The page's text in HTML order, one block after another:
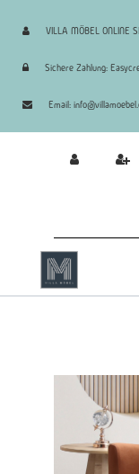
VILLA MÖBEL ONLINE
Sichere Zahlung:
Email: